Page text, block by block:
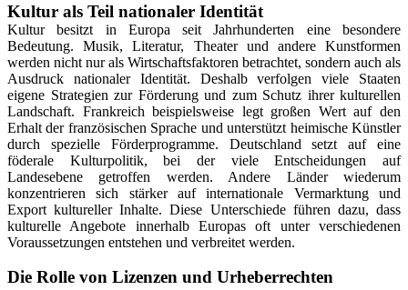
Kultur als Teil nationaler Identität
Kultur besitzt in Europa seit Jahrhunderten eine besondere
Bedeutung. Musik, Literatur, Theater und andere Kunstformen
werden nicht nur als Wirtschaftsfaktoren betrachtet, sondern auch als
Ausdruck nationaler Identität. Deshalb verfolgen viele Staaten
eigene Strategien zur Förderung und zum Schutz ihrer kulturellen
Landschaft. Frankreich beispielsweise legt großen Wert auf den
Erhalt der französischen Sprache und unterstützt heimische Künstler
durch spezielle Förderprogramme. Deutschland setzt auf eine
föderale Kulturpolitik, bei der viele Entscheidungen auf
Landesebene getroffen werden. Andere Länder wiederum
konzentrieren sich stärker auf internationale Vermarktung und
Export kultureller Inhalte. Diese Unterschiede führen dazu, dass
kulturelle Angebote innerhalb Europas oft unter verschiedenen
Voraussetzungen entstehen und verbreitet werden.
Die Rolle von Lizenzen und Urheberrechten